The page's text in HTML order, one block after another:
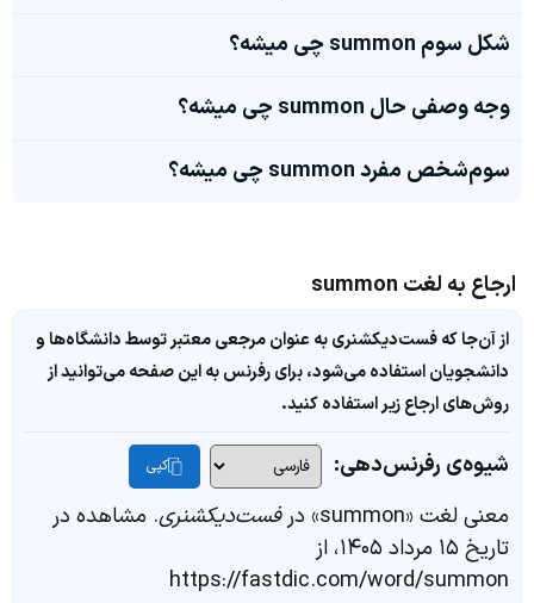
شکل سوم summon چی میشه؟
وجه وصفی حال summon چی میشه؟
سوم‌شخص مفرد summon چی میشه؟
ارجاع به لغت summon
از آن‌جا که فست‌دیکشنری به عنوان مرجعی معتبر توسط دانشگاه‌ها و
دانشجویان استفاده می‌شود، برای رفرنس به این صفحه می‌توانید از
روش‌های ارجاع زیر استفاده کنید.
شیوه‌ی رفرنس‌دهی: کپی
معنی لغت «summon» در فست‌دیکشنری. مشاهده در
تاریخ ۱۵ مرداد ۱۴۰۵، از
https://fastdic.com/word/summon